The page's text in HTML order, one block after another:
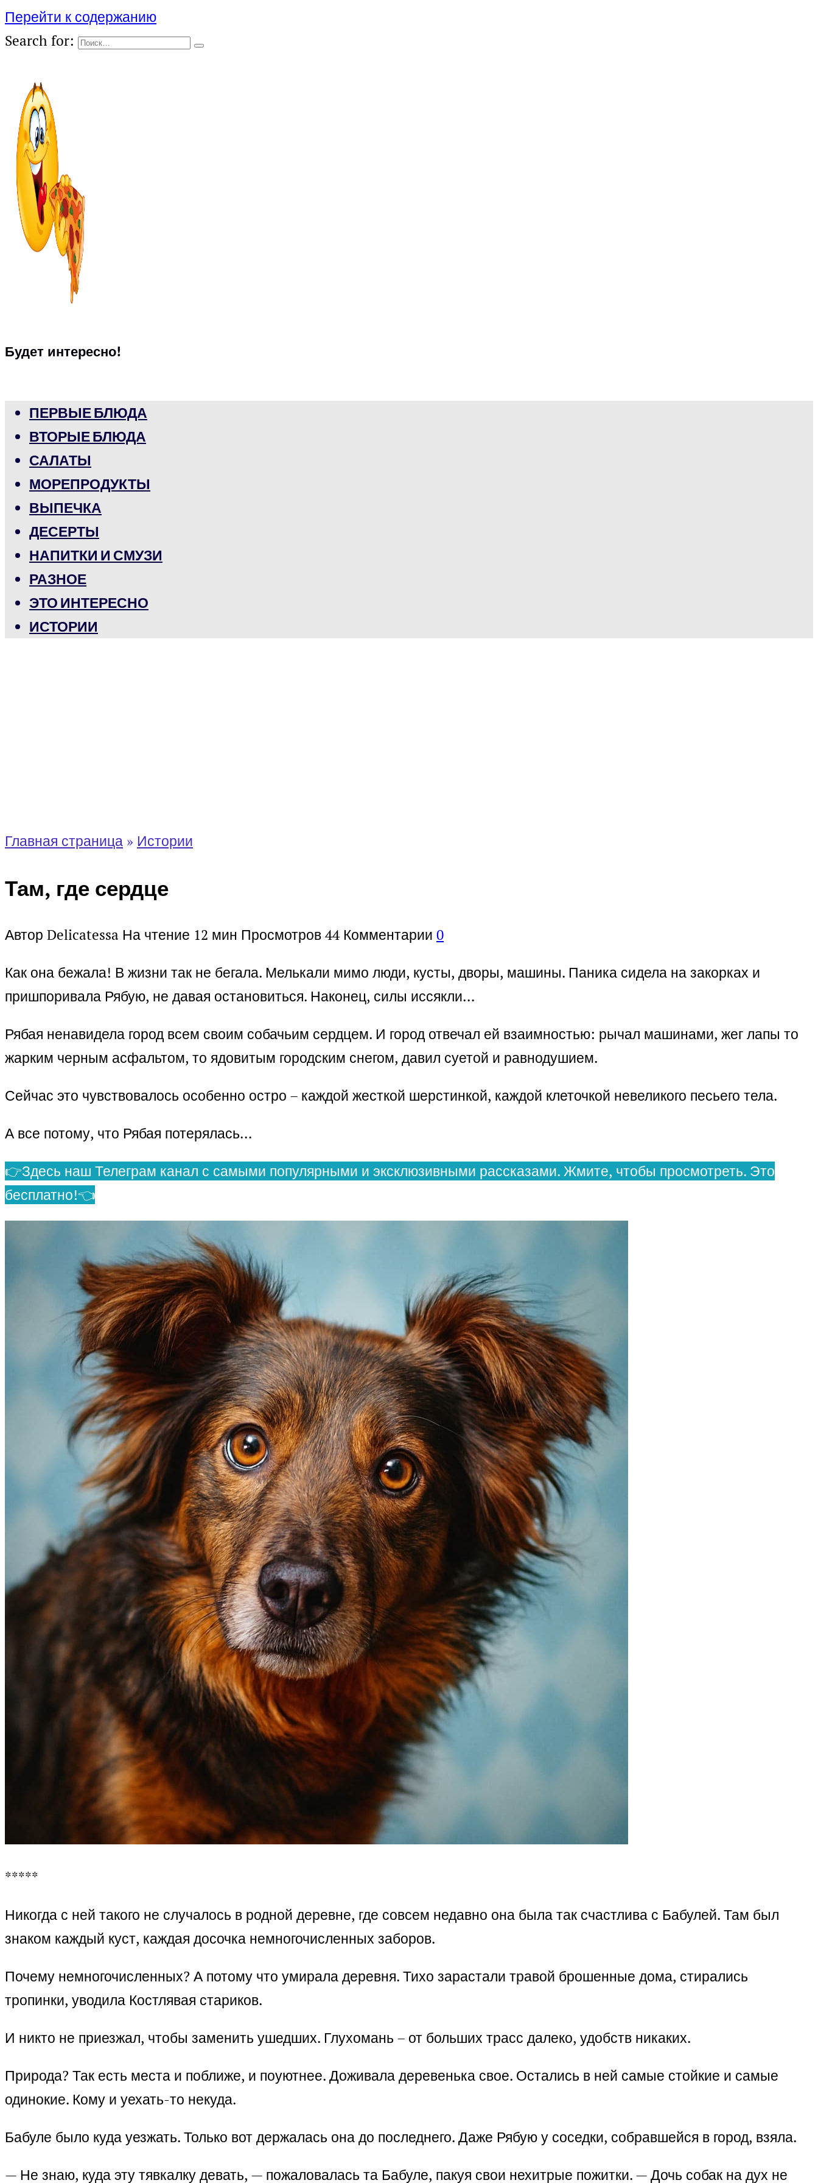
Перейти к содержанию
Search for:
Будет интересно!
ПЕРВЫЕ БЛЮДА
ВТОРЫЕ БЛЮДА
САЛАТЫ
МОРЕПРОДУКТЫ
ВЫПЕЧКА
ДЕСЕРТЫ
НАПИТКИ И СМУЗИ
РАЗНОЕ
ЭТО ИНТЕРЕСНО
ИСТОРИИ
Главная страница » Истории
Там, где сердце
Автор Delicatessa На чтение 12 мин Просмотров44 Комментарии 0
Как она бежала! В жизни так не бегала. Мелькали мимо люди, кусты, дворы, машины. Паника сидела на закорках и
пришпоривала Рябую, не давая остановиться. Наконец, силы иссякли…
Рябая ненавидела город всем своим собачьим сердцем. И город отвечал ей взаимностью: рычал машинами, жег лапы то
жарким черным асфальтом, то ядовитым городским снегом, давил суетой и равнодушием.
Сейчас это чувствовалось особенно остро – каждой жесткой шерстинкой, каждой клеточкой невеликого песьего тела.
А все потому, что Рябая потерялась…
👉Здесь наш Телеграм канал с самыми популярными и эксклюзивными рассказами. Жмите, чтобы просмотреть. Это
бесплатно!👈
*****
Никогда с ней такого не случалось в родной деревне, где совсем недавно она была так счастлива с Бабулей. Там был
знаком каждый куст, каждая досочка немногочисленных заборов.
Почему немногочисленных? А потому что умирала деревня. Тихо зарастали травой брошенные дома, стирались
тропинки, уводила Костлявая стариков.
И никто не приезжал, чтобы заменить ушедших. Глухомань – от больших трасс далеко, удобств никаких.
Природа? Так есть места и поближе, и поуютнее. Доживала деревенька свое. Остались в ней самые стойкие и самые
одинокие. Кому и уехать-то некуда.
Бабуле было куда уезжать. Только вот держалась она до последнего. Даже Рябую у соседки, собравшейся в город, взяла.
— Не знаю, куда эту тявкалку девать, — пожаловалась та Бабуле, пакуя свои нехитрые пожитки. — Дочь собак на дух не